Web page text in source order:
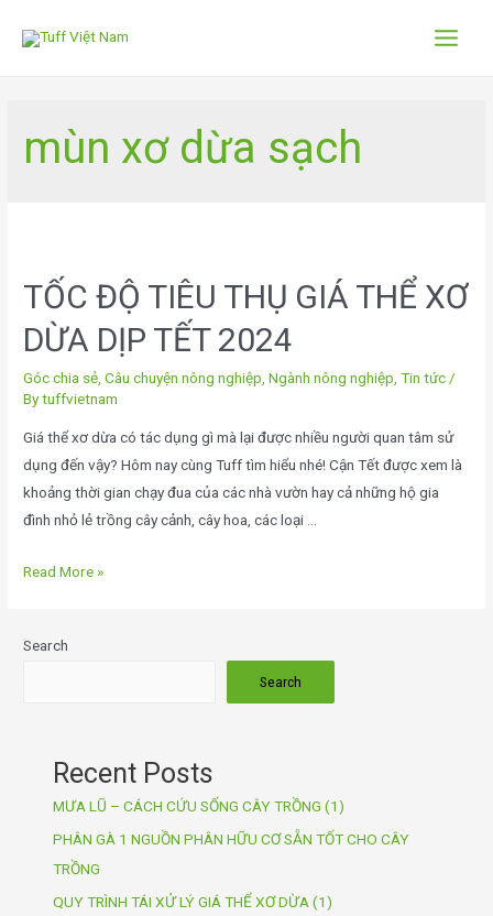
mùn xơ dừa sạch
TỐC ĐỘ TIÊU THỤ GIÁ THỂ XƠ
DỪA DỊP TẾT 2024
Góc chia sẻ ,Câu chuyện nông nghiệp ,Ngành nông nghiệp ,Tin tức /
Bytuffvietnam
Giá thể xơ dừa có tác dụng gì mà lại được nhiều người quan tâm sử
dụng đến vậy? Hôm nay cùng Tuff tìm hiểu nhé! Cận Tết được xem là
khoảng thời gian chạy đua của các nhà vườn hay cả những hộ gia
đình nhỏ lẻ trồng cây cảnh, cây hoa, các loại …
Read More »
Search
Search
Recent Posts
MƯA LŨ – CÁCH CỨU SỐNG CÂY TRỒNG (1)
PHÂN GÀ 1 NGUỒN PHÂN HỮU CƠ SẴN TỐT CHO CÂY
TRỒNG
QUY TRÌNH TÁI XỬ LÝ GIÁ THỂ XƠ DỪA (1)